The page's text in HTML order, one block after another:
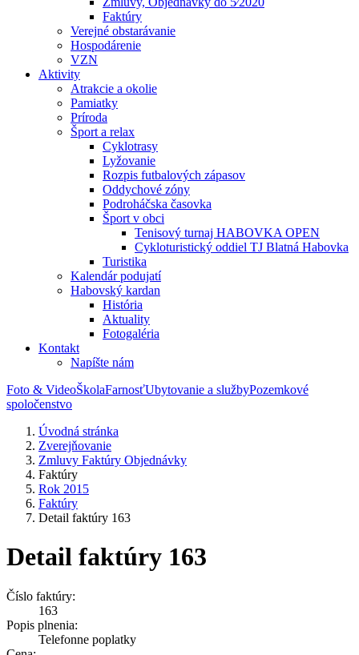
Faktúry
Verejné obstarávanie
Hospodárenie
VZN
Aktivity
Atrakcie a okolie
Pamiatky
Príroda
Šport a relax
Cyklotrasy
Lyžovanie
Rozpis futbalových zápasov
Oddychové zóny
Podroháčska časovka
Šport v obci
Tenisový turnaj HABOVKA OPEN
Cykloturistický oddiel TJ Blatná Habovka
Turistika
Kalendár podujatí
Habovský kardan
História
Aktuality
Fotogaléria
Kontakt
Napíšte nám
Foto & VideoŠkolaFarnosťUbytovanie a službyPozemkové
spoločenstvo
Úvodná stránka
Zverejňovanie
Zmluvy Faktúry Objednávky
Faktúry
Rok 2015
Faktúry
Detail faktúry 163
Detail faktúry 163
Číslo faktúry:
163
Popis plnenia:
Telefonne poplatky